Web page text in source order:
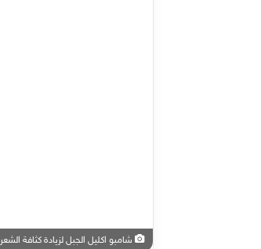
شامبو اكليل الجبل لزيادة كثافة الشعر